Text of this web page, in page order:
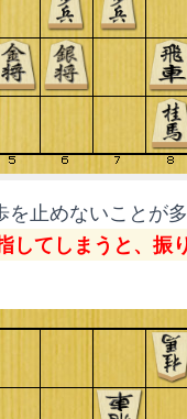
止めないことが
してしまうと、振